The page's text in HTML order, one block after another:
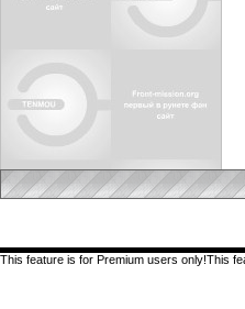
This feature is for Premium users only!This